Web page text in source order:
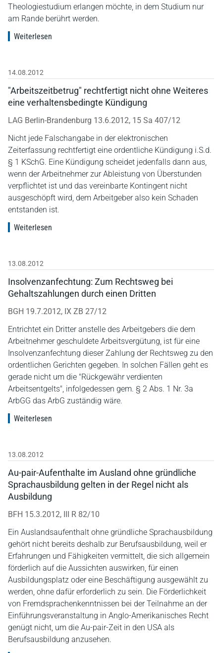
Theologiestudium erlangen möchte, in dem Studium nur
am Rande berührt werden.
Weiterlesen
14.08.2012
"Arbeitszeitbetrug" rechtfertigt nicht ohne Weiteres
eine verhaltensbedingte Kündigung
LAG Berlin-Brandenburg 13.6.2012, 15 Sa 407/12
Nicht jede Falschangabe in der elektronischen
Zeiterfassung rechtfertigt eine ordentliche Kündigung i.S.d.
§ 1 KSchG. Eine Kündigung scheidet jedenfalls dann aus,
wenn der Arbeitnehmer zur Ableistung von Überstunden
verpflichtet ist und das vereinbarte Kontingent nicht
ausgeschöpft wird, dem Arbeitgeber also kein Schaden
entstanden ist.
Weiterlesen
13.08.2012
Insolvenzanfechtung: Zum Rechtsweg bei
Gehaltszahlungen durch einen Dritten
BGH 19.7.2012, IX ZB 27/12
Entrichtet ein Dritter anstelle des Arbeitgebers die dem
Arbeitnehmer geschuldete Arbeitsvergütung, ist für eine
Insolvenzanfechtung dieser Zahlung der Rechtsweg zu den
ordentlichen Gerichten gegeben. In solchen Fällen geht es
gerade nicht um die "Rückgewähr verdienten
Arbeitsentgelts", infolgedessen gem. § 2 Abs. 1 Nr. 3a
ArbGG das ArbG zuständig wäre.
Weiterlesen
13.08.2012
Au-pair-Aufenthalte im Ausland ohne gründliche
Sprachausbildung gelten in der Regel nicht als
Ausbildung
BFH 15.3.2012, III R 82/10
Ein Auslandsaufenthalt ohne gründliche Sprachausbildung
gehört nicht bereits deshalb zur Berufsausbildung, weil er
Erfahrungen und Fähigkeiten vermittelt, die sich allgemein
förderlich auf die Aussichten auswirken, für einen
Ausbildungsplatz oder eine Beschäftigung ausgewählt zu
werden, ohne dafür erforderlich zu sein. Die Förderlichkeit
von Fremdsprachenkenntnissen bei der Teilnahme an der
Einführungsveranstaltung in Anglo-Amerikanisches Recht
genügt nicht, um die Au-pair-Zeit in den USA als
Berufsausbildung anzusehen.